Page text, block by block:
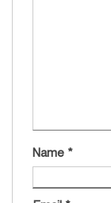
Name *